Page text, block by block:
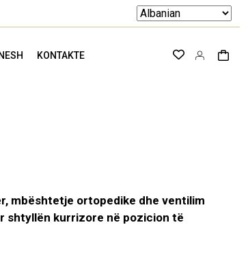
KONTAKTE
mbështetje ortopedike dhe ventilim
shtyllën kurrizore në pozicion të